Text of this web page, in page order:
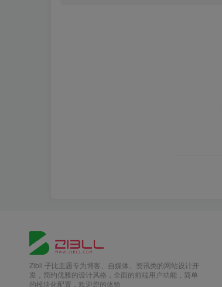
Zibll 子比主题专为博客、自媒体、资讯类的网站设计开
发，简约优雅的设计风格，全面的前端用户功能，简单
的模块化配置，欢迎您的体验